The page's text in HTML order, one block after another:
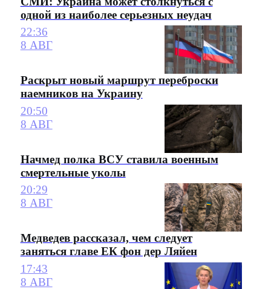
одной из наиболее серьезных неудач
22:36
8 АВГ
Раскрыт новый маршрут переброски
наемников на Украину
20:50
8 АВГ
Начмед полка ВСУ ставила военным
смертельные уколы
20:29
8 АВГ
Медведев рассказал, чем следует
заняться главе ЕК фон дер Ляйен
17:43
8 АВГ